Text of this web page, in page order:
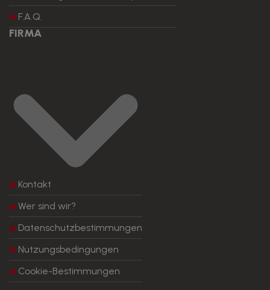
F.A.Q.
FIRMA
Kontakt
Wer sind wir?
Datenschutzbestimmungen
Nutzungsbedingungen
Cookie-Bestimmungen